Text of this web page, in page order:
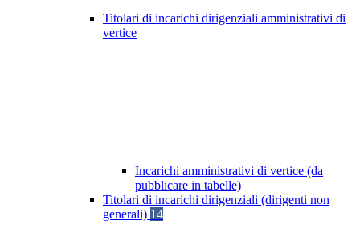
Titolari di incarichi dirigenziali amministrativi di
vertice
Incarichi amministrativi di vertice (da
pubblicare in tabelle)
Titolari di incarichi dirigenziali (dirigenti non
generali) 14